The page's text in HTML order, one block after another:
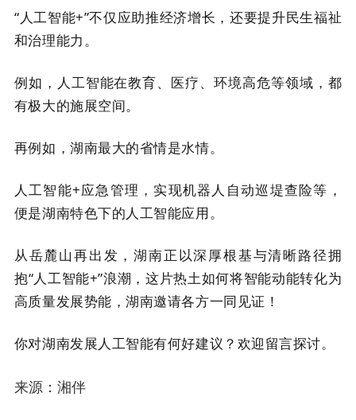
“人工智能+”不仅应助推经济增长，还要提升民生福祉
和治理能力。
例如，人工智能在教育、医疗、环境高危等领域，都
有极大的施展空间。
再例如，湖南最大的省情是水情。
人工智能+应急管理，实现机器人自动巡堤查险等，
便是湖南特色下的人工智能应用。
从岳麓山再出发，湖南正以深厚根基与清晰路径拥
抱“人工智能+”浪潮，这片热土如何将智能动能转化为
高质量发展势能，湖南邀请各方一同见证！
你对湖南发展人工智能有何好建议？欢迎留言探讨。
来源：湘伴